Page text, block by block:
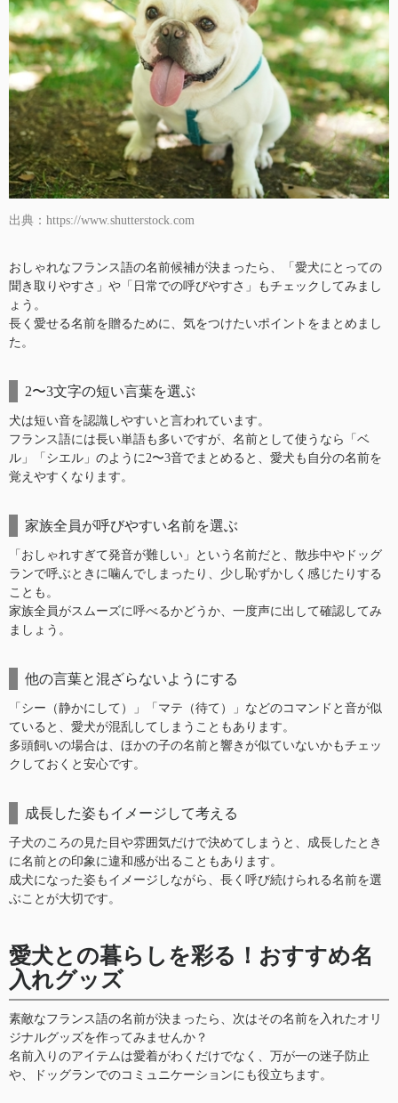
出典：https://www.shutterstock.com
おしゃれなフランス語の名前候補が決まったら、「愛犬にとっての
聞き取りやすさ」や「日常での呼びやすさ」もチェックしてみまし
ょう。
長く愛せる名前を贈るために、気をつけたいポイントをまとめまし
た。
2〜3文字の短い言葉を選ぶ
犬は短い音を認識しやすいと言われています。
フランス語には長い単語も多いですが、名前として使うなら「ベ
ル」「シエル」のように2〜3音でまとめると、愛犬も自分の名前を
覚えやすくなります。
家族全員が呼びやすい名前を選ぶ
「おしゃれすぎて発音が難しい」という名前だと、散歩中やドッグ
ランで呼ぶときに噛んでしまったり、少し恥ずかしく感じたりする
ことも。
家族全員がスムーズに呼べるかどうか、一度声に出して確認してみ
ましょう。
他の言葉と混ざらないようにする
「シー（静かにして）」「マテ（待て）」などのコマンドと音が似
ていると、愛犬が混乱してしまうこともあります。
多頭飼いの場合は、ほかの子の名前と響きが似ていないかもチェッ
クしておくと安心です。
成長した姿もイメージして考える
子犬のころの見た目や雰囲気だけで決めてしまうと、成長したとき
に名前との印象に違和感が出ることもあります。
成犬になった姿もイメージしながら、長く呼び続けられる名前を選
ぶことが大切です。
愛犬との暮らしを彩る！おすすめ名
入れグッズ
素敵なフランス語の名前が決まったら、次はその名前を入れたオリ
ジナルグッズを作ってみませんか？
名前入りのアイテムは愛着がわくだけでなく、万が一の迷子防止
や、ドッグランでのコミュニケーションにも役立ちます。